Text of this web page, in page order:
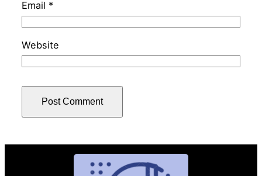
Email *
Website